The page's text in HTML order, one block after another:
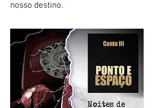
nosso destino.